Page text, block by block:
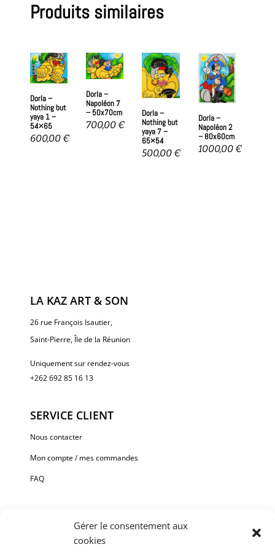
Gérer le consentement aux
cookies
Produits similaires
Dorla –
Nothing but
yaya 1 –
54×65
600,00 €
Dorla –
Napoléon 7
– 50x70cm
700,00 €
Dorla –
Nothing but
yaya 7 –
65×54
500,00 €
Dorla –
Napoléon 2
– 80x60cm
1000,00 €
LA KAZ ART & SON
26 rue François Isautier,
Saint-Pierre, Île de la Réunion
Uniquement sur rendez-vous
+262 692 85 16 13
SERVICE CLIENT
Nous contacter
Mon compte / mes commandes
FAQ